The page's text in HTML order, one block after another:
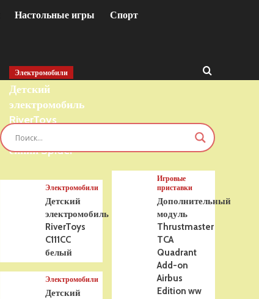
Настольные игры Спорт
Электромобили
Детский
электромобиль
RiverToys
T777TT 4WD
синий Spider
Электромобили
Детский
электромобиль
RiverToys
C111CC
белый
Электромобили
Детский
Игровые
приставки
Дополнительный
модуль
Thrustmaster
TCA
Quadrant
Add-on
Airbus
Edition ww